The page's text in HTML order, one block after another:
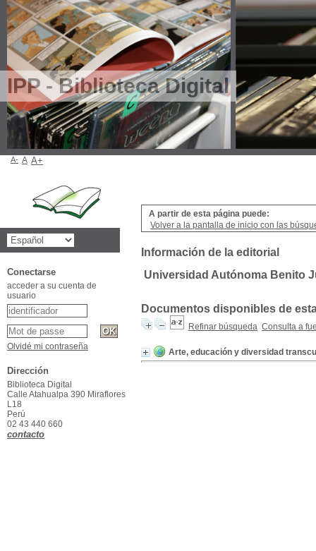
IPP - Biblioteca Digital
A partir de esta página puede:
Volver a la pantalla de inicio con las
Información de la editorial
Universidad Autónoma Benito
Documentos disponibles de
Refinar búsqueda Consulta a
Arte, educación y diversidad
A- A A+
Conectarse
acceder a su cuenta de
usuario
Olvidé mi contraseña
Dirección
Biblioteca Digital
Calle Atahualpa 390 Miraflores
L18
Perú
02 43 440 660
contacto